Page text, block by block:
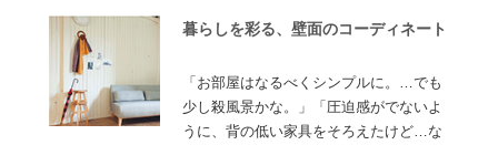
暮らしを彩る、壁面のコーディネート
「お部屋はなるべくシンプルに。…でも
少し殺風景かな。」「圧迫感がでないよ
うに、背の低い家具をそろえたけど…な